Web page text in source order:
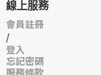
線上服務
會員註冊
/
登入
忘記密碼
服務條款